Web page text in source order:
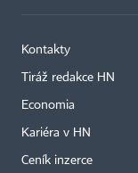
Kontakty
Tiráž redakce HN
Economia
Kariéra v HN
Ceník inzerce